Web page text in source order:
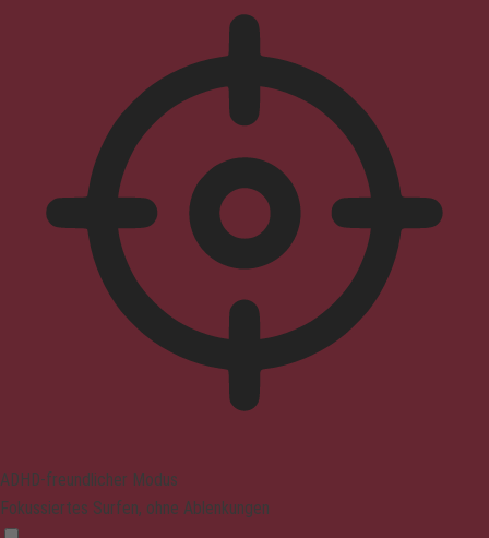
ADHD-freundlicher Modus
Fokussiertes Surfen, ohne Ablenkungen